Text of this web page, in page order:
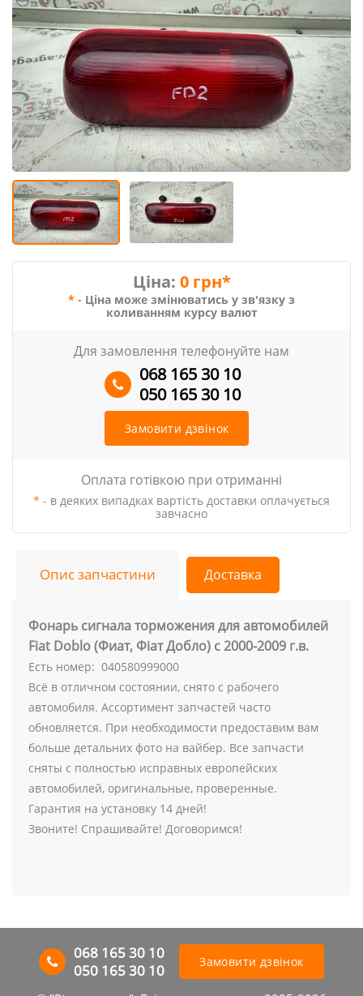
Ціна: 0 грн*
* - Ціна може змінюватись у зв'язку з
коливанням курсу валют
Для замовлення телефонуйте нам
068 165 30 10
050 165 30 10
Замовити дзвінок
Оплата готівкою при отриманні
* - в деяких випадках вартість доставки оплачується
завчасно
Опис запчастини Доставка
Фонарь сигнала торможения для автомобилей
Fiat Doblo (Фиат, Фіат Добло) с 2000-2009 г.в.
Есть номер: 040580999000
Всё в отличном состоянии, снято с рабочего
автомобиля. Ассортимент запчастей часто
обновляется. При необходимости предоставим вам
больше детальних фото на вайбер. Все запчасти
сняты с полностью исправных европейских
автомобилей, оригинальные, проверенные.
Гарантия на установку 14 дней!
Звоните! Спрашивайте! Договоримся!
068 165 30 10
050 165 30 10
Замовити дзвінок